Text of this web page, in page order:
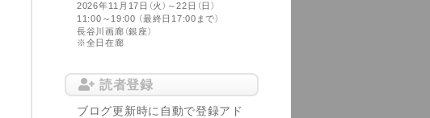
2026年11月17日（火）～22日（日）
11:00～19:00 （最終日17:00まで）
長谷川画廊（銀座）
※全日在廊
読者登録
ブログ更新時に自動で登録アド